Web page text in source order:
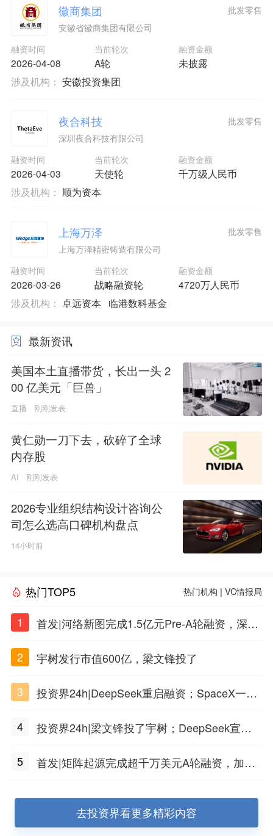
徽商集团
安徽省徽商集团有限公司
融资时间
2026-04-08
当前轮次
A轮
融资金额
未披露
批发零售
涉及机构： 安徽投资集团
夜合科技
深圳夜合科技有限公司
融资时间
2026-04-03
当前轮次
天使轮
融资金额
千万级人民币
批发零售
涉及机构： 顺为资本
上海万泽
上海万泽精密铸造有限公司
融资时间
2026-03-26
当前轮次
战略融资轮
融资金额
4720万人民币
批发零售
涉及机构： 卓远资本 临港数科基金
最新资讯
美国本土直播带货，长出一头 2
00 亿美元「巨兽」
直播 刚刚发表
黄仁勋一刀下去，砍碎了全球
内存股
AI 刚刚发表
2026专业组织结构设计咨询公
司怎么选高口碑机构盘点
14小时前
热门TOP5 热门机构 |VC情报局
1
首发|河络新图完成1.5亿元Pre-A轮融资，深耕i
2
宇树发行市值600亿，梁文锋投了
3
投资界24h|DeepSeek重启融资；SpaceX一夜
4
投资界24h|梁文锋投了宇树；DeepSeek宣布
5
首发|矩阵起源完成超千万美元A轮融资，加速
去投资界看更多精彩内容